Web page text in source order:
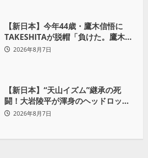
【新日本】今年44歳・鷹木信悟に
TAKESHITAが脱帽「負けた。鷹木信
悟、強いわ！」
2026年8月7日
【新日本】“天山イズム”継承の死
闘！大岩陵平が渾身のヘッドロック
で後藤洋央紀からタップ奪取 執念の
2026年8月7日